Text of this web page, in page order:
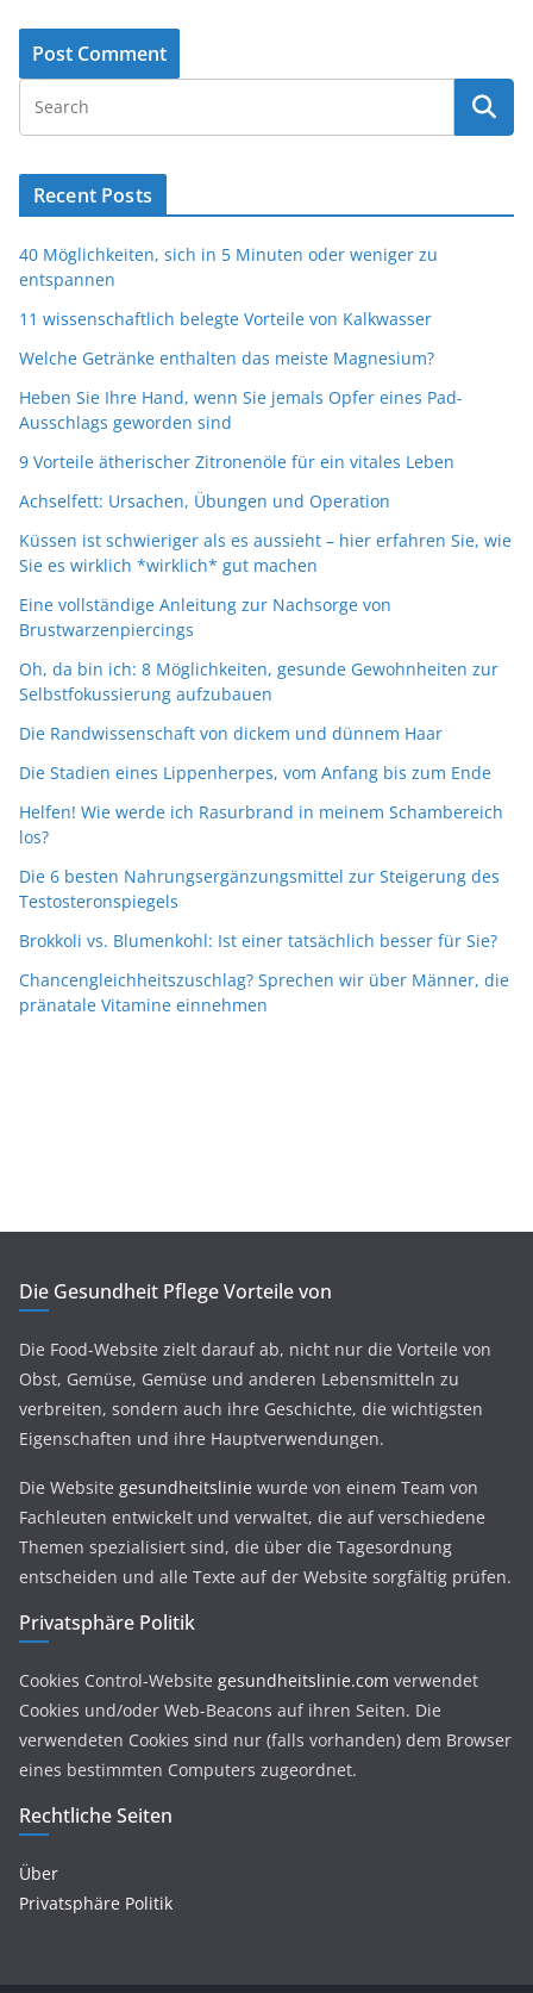
Recent Posts
40 Möglichkeiten, sich in 5 Minuten oder weniger zu
entspannen
11 wissenschaftlich belegte Vorteile von Kalkwasser
Welche Getränke enthalten das meiste Magnesium?
Heben Sie Ihre Hand, wenn Sie jemals Opfer eines Pad-
Ausschlags geworden sind
9 Vorteile ätherischer Zitronenöle für ein vitales Leben
Achselfett: Ursachen, Übungen und Operation
Küssen ist schwieriger als es aussieht – hier erfahren Sie, wie
Sie es wirklich *wirklich* gut machen
Eine vollständige Anleitung zur Nachsorge von
Brustwarzenpiercings
Oh, da bin ich: 8 Möglichkeiten, gesunde Gewohnheiten zur
Selbstfokussierung aufzubauen
Die Randwissenschaft von dickem und dünnem Haar
Die Stadien eines Lippenherpes, vom Anfang bis zum Ende
Helfen! Wie werde ich Rasurbrand in meinem Schambereich
los?
Die 6 besten Nahrungsergänzungsmittel zur Steigerung des
Testosteronspiegels
Brokkoli vs. Blumenkohl: Ist einer tatsächlich besser für Sie?
Chancengleichheitszuschlag? Sprechen wir über Männer, die
pränatale Vitamine einnehmen
Die Gesundheit Pflege Vorteile von
Die Food-Website zielt darauf ab, nicht nur die Vorteile von
Obst, Gemüse, Gemüse und anderen Lebensmitteln zu
verbreiten, sondern auch ihre Geschichte, die wichtigsten
Eigenschaften und ihre Hauptverwendungen.
Die Website gesundheitslinie wurde von einem Team von
Fachleuten entwickelt und verwaltet, die auf verschiedene
Themen spezialisiert sind, die über die Tagesordnung
entscheiden und alle Texte auf der Website sorgfältig prüfen.
Privatsphäre Politik
Cookies Control-Website gesundheitslinie.com verwendet
Cookies und/oder Web-Beacons auf ihren Seiten. Die
verwendeten Cookies sind nur (falls vorhanden) dem Browser
eines bestimmten Computers zugeordnet.
Rechtliche Seiten
Über
Privatsphäre Politik